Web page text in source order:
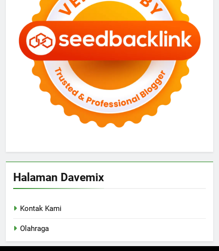
Halaman Davemix
Kontak Kami
Olahraga